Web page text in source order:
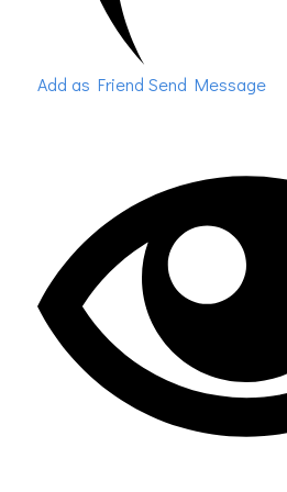
Add as Friend Send Message